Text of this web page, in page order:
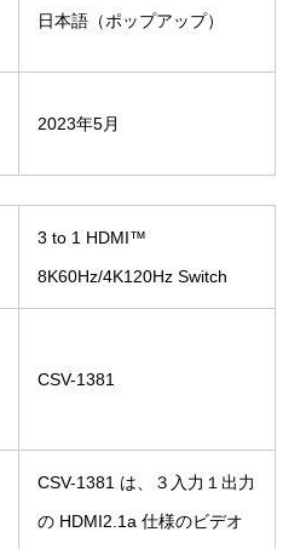
日本語（ポップアップ）
2023年5月
3 to 1 HDMI™
8K60Hz/4K120Hz Switch
CSV-1381
CSV-1381 は、３入力１出力
の HDMI2.1a 仕様のビデオ